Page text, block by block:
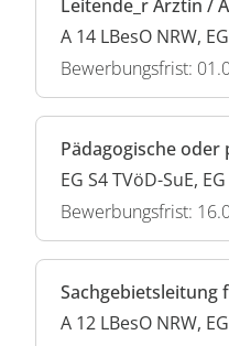
Leitende_r Ärztin /
A 14 LBesO NRW,
Bewerbungsfrist:
Pädagogische
EG S4 TVöD-SuE,
Bewerbungsfrist:
Sachgebietsleitung
A 12 LBesO NRW,